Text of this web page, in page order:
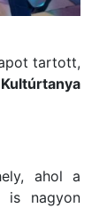
tartott,
Kultúrtanya
ahol a
is nagyon